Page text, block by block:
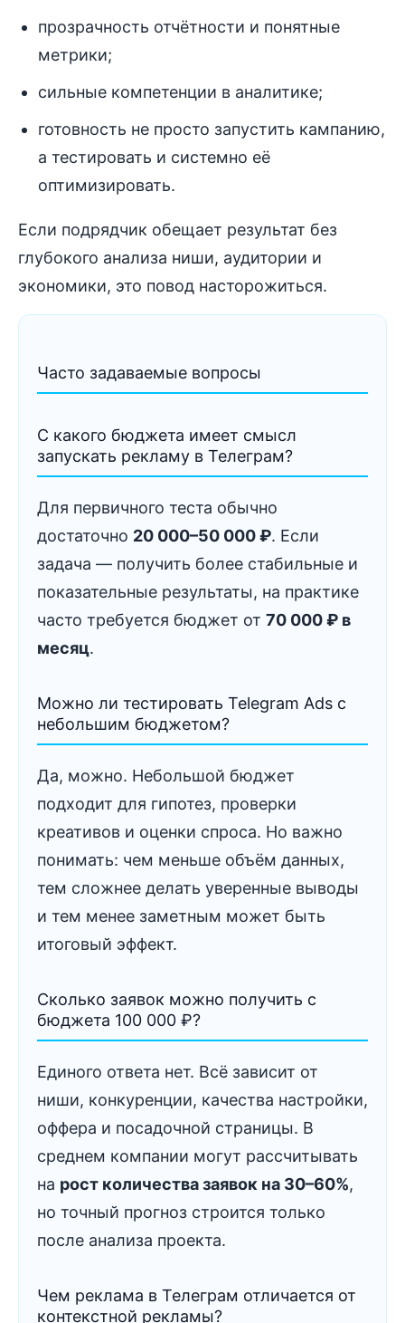
прозрачность отчётности и понятные
метрики;
сильные компетенции в аналитике;
готовность не просто запустить кампанию,
а тестировать и системно её
оптимизировать.
Если подрядчик обещает результат без
глубокого анализа ниши, аудитории и
экономики, это повод насторожиться.
Часто задаваемые вопросы
С какого бюджета имеет смысл
запускать рекламу в Телеграм?
Для первичного теста обычно
достаточно 20 000–50 000 ₽. Если
задача — получить более стабильные и
показательные результаты, на практике
часто требуется бюджет от 70 000 ₽ в
месяц.
Можно ли тестировать Telegram Ads с
небольшим бюджетом?
Да, можно. Небольшой бюджет
подходит для гипотез, проверки
креативов и оценки спроса. Но важно
понимать: чем меньше объём данных,
тем сложнее делать уверенные выводы
и тем менее заметным может быть
итоговый эффект.
Сколько заявок можно получить с
бюджета 100 000 ₽?
Единого ответа нет. Всё зависит от
ниши, конкуренции, качества настройки,
оффера и посадочной страницы. В
среднем компании могут рассчитывать
на рост количества заявок на 30–60%,
но точный прогноз строится только
после анализа проекта.
Чем реклама в Телеграм отличается от
контекстной рекламы?